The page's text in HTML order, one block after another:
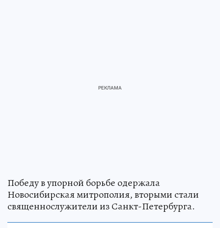
Победу в упорной борьбе одержала
Новосибирская митрополия, вторыми стали
священнослужители из Санкт-Петербурга.